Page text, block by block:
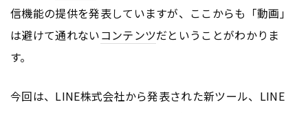
信機能の提供を発表していますが、ここからも「動画」
は避けて通れないコンテンツだということがわかりま
す。
今回は、LINE株式会社から発表された新ツール、LINE